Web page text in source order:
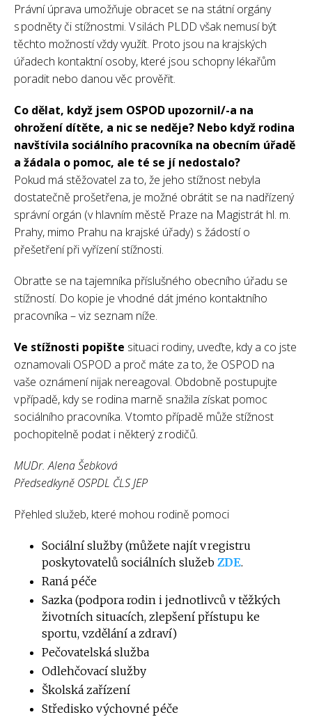
Právní úprava umožňuje obracet se na státní orgány
s podněty či stížnostmi. V silách PLDD však nemusí být
těchto možností vždy využít. Proto jsou na krajských
úřadech kontaktní osoby, které jsou schopny lékařům
poradit nebo danou věc prověřit.
Co dělat, když jsem OSPOD upozornil/-a na
ohrožení dítěte, a nic se neděje? Nebo když rodina
navštívila sociálního pracovníka na obecním úřadě
a žádala o pomoc, ale té se jí nedostalo?
Pokud má stěžovatel za to, že jeho stížnost nebyla
dostatečně prošetřena, je možné obrátit se na nadřízený
správní orgán (v hlavním městě Praze na Magistrát hl. m.
Prahy, mimo Prahu na krajské úřady) s žádostí o
přešetření při vyřízení stížnosti.
Obraťte se na tajemníka příslušného obecního úřadu se
stížností. Do kopie je vhodné dát jméno kontaktního
pracovníka – viz seznam níže.
Ve stížnosti popište situaci rodiny, uveďte, kdy a co jste
oznamovali OSPOD a proč máte za to, že OSPOD na
vaše oznámení nijak nereagoval. Obdobně postupujte
v případě, kdy se rodina marně snažila získat pomoc
sociálního pracovníka. V tomto případě může stížnost
pochopitelně podat i některý z rodičů.
MUDr. Alena Šebková
Předsedkyně OSPDL ČLS JEP
Přehled služeb, které mohou rodině pomoci
Sociální služby (můžete najít v registru
poskytovatelů sociálních služeb ZDE.
Raná péče
Sazka (podpora rodin i jednotlivců v těžkých
životních situacích, zlepšení přístupu ke
sportu, vzdělání a zdraví)
Pečovatelská služba
Odlehčovací služby
Školská zařízení
Středisko výchovné péče